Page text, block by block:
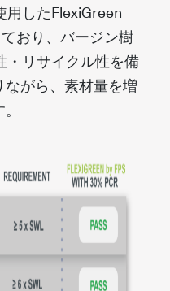
したFlexiGreen
おり、バージン樹
・リサイクル性を備
がら、素材量を増